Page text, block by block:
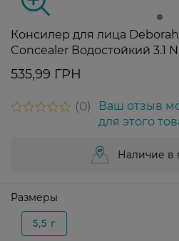
Консилер для лица
Concealer Водостойкий 3.1
535,99 ГРН
0
Ваш отзыв
для этого
Наличие в
Размеры
5,5 г